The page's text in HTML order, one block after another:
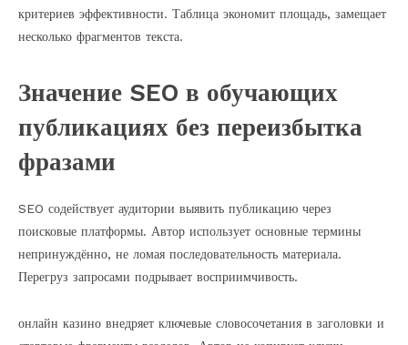
критериев эффективности. Таблица экономит площадь, замещает
несколько фрагментов текста.
Значение SEO в обучающих
публикациях без переизбытка
фразами
SEO содействует аудитории выявить публикацию через
поисковые платформы. Автор использует основные термины
непринуждённо, не ломая последовательность материала.
Перегруз запросами подрывает восприимчивость.
онлайн казино внедряет ключевые словосочетания в заголовки и